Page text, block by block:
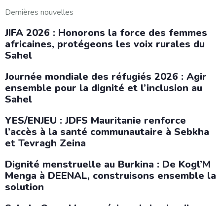
Dernières nouvelles
JIFA 2026 : Honorons la force des femmes
africaines, protégeons les voix rurales du
Sahel
Journée mondiale des réfugiés 2026 : Agir
ensemble pour la dignité et l’inclusion au
Sahel
YES/ENJEU : JDFS Mauritanie renforce
l’accès à la santé communautaire à Sebkha
et Tevragh Zeina
Dignité menstruelle au Burkina : De Kogl’M
Menga à DEENAL, construisons ensemble la
solution